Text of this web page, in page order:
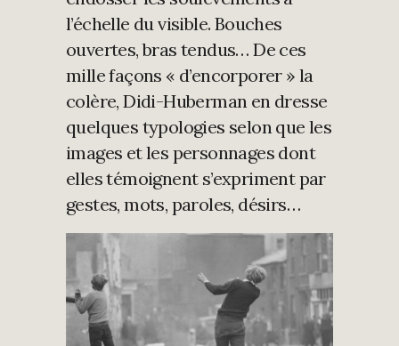
l’échelle du visible. Bouches
ouvertes, bras tendus… De ces
mille façons « d’encorporer » la
colère, Didi-Huberman en dresse
quelques typologies selon que les
images et les personnages dont
elles témoignent s’expriment par
gestes, mots, paroles, désirs…